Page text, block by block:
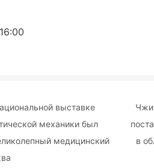
выставке
механики был
медицинский
Чжи
в